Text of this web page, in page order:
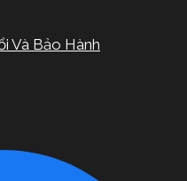
Và Bảo Hành